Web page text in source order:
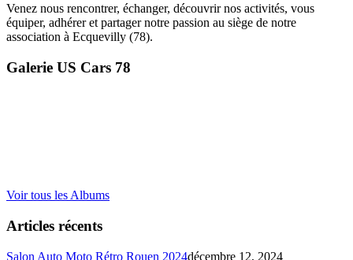
Venez nous rencontrer, échanger, découvrir nos activités, vous
équiper, adhérer et partager notre passion au siège de notre
association à Ecquevilly (78).
Galerie US Cars 78
Voir tous les Albums
Articles récents
Salon Auto Moto Rétro Rouen 2024décembre 12, 2024